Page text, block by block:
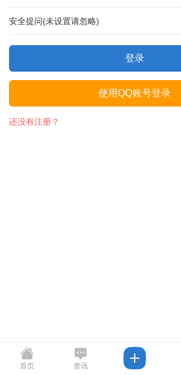
安全提问(未设置请忽略)
登录
使用QQ账号登录
还没有注册？
首页 资讯